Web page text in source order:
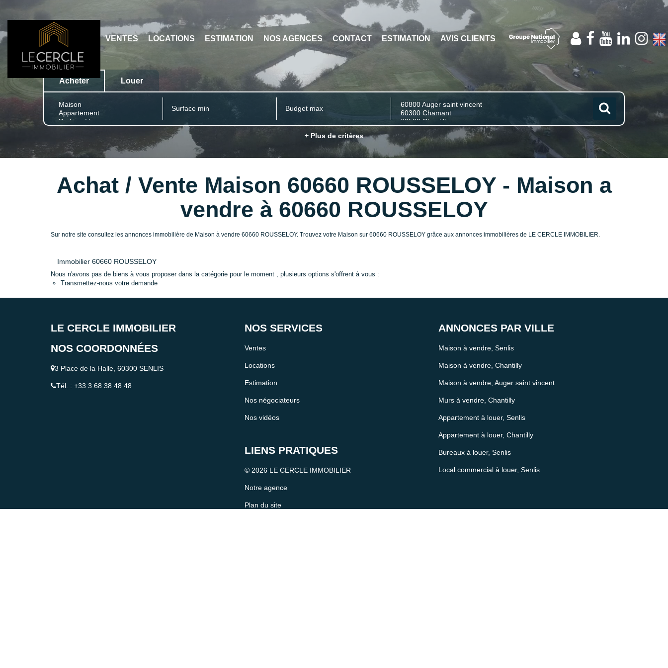
VENTES LOCATIONS ESTIMATION NOS AGENCES CONTACT AVIS CLIENTS
Acheter Louer
Type de bien Ville/Code postal
+ Plus de critères
Achat / Vente Maison 60660 ROUSSELOY - Maison a
vendre à 60660 ROUSSELOY
Sur notre site consultez les annonces immobilière de Maison à vendre 60660 ROUSSELOY. Trouvez votre Maison sur 60660 ROUSSELOY grâce aux annonces immobilières de LE CERCLE IMMOBILIER.
Immobilier 60660 ROUSSELOY
Nous n'avons pas de biens à vous proposer dans la catégorie pour le moment , plusieurs options s'offrent à vous :
Transmettez-nous votre demande
LE CERCLE IMMOBILIER
NOS COORDONNÉES
3 Place de la Halle, 60300 SENLIS
NOS SERVICES
Ventes
Locations
Estimation
Nos négociateurs
Nos vidéos
LIENS PRATIQUES
© 2026 LE CERCLE IMMOBILIER
Notre agence
Plan du site
ANNONCES PAR VILLE
Maison à vendre, Senlis
Maison à vendre, Chantilly
Maison à vendre, Auger saint vincent
Murs à vendre, Chantilly
Appartement à louer, Senlis
Appartement à louer, Chantilly
Bureaux à louer, Senlis
Local commercial à louer, Senlis